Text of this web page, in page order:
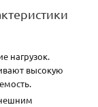
нагрузок.
высокую